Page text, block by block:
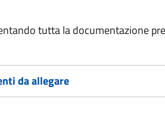
tutta la documentazione
da allegare